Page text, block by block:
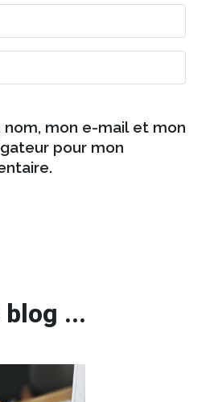
nom, mon e-mail et mon
pour mon
...